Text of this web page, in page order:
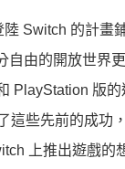
Switch 的計畫
由的開放世界更
PlayStation 版的
這些先前的成功
上推出遊戲的